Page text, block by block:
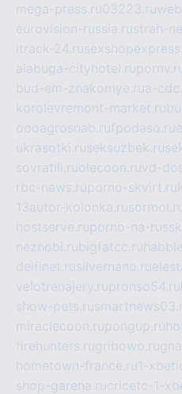
mega-press.ru03223.ru
eurovision-russia.rustrah-
itrack-24.ru
alabuga-cityhotel.ru
bud-em-znakomye.rua-
korolevremont-market.ru
oooagrosnab.rufpodaso.ru
ukrasotki.ruseksuzbek.ru
sovratili.ruolecoon.ruvd-
rbc-news.ruporno-skvirt.ru
13autor-kolonka.ru
hostserve.ruporno-na-
neznobi.rubigfatcc.ru
delfinet.rusilvernano.ru
velotrenajery.rupronso54.ru
show-pets.ru
miraclecoon.rupongup.ru
firehunters.rugribowo.ru
hometown-france.ru1-
shop-garena.rucricetc-1-